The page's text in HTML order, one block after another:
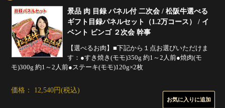
景品 肉 目録 パネル付 二次会 / 松阪牛選べる
ギフト目録パネルセット（1.2万コース） / イ
ベント ビンゴ ２次会 幹事
【選べるお肉】■下記から１点お選びいただけま
す：●すき焼き(モモ)350g 約1～2人前●焼肉(モ
モ)300g 約1～2人前●ステーキ(モモ)120g×2枚
価格： 12,540円(税込)